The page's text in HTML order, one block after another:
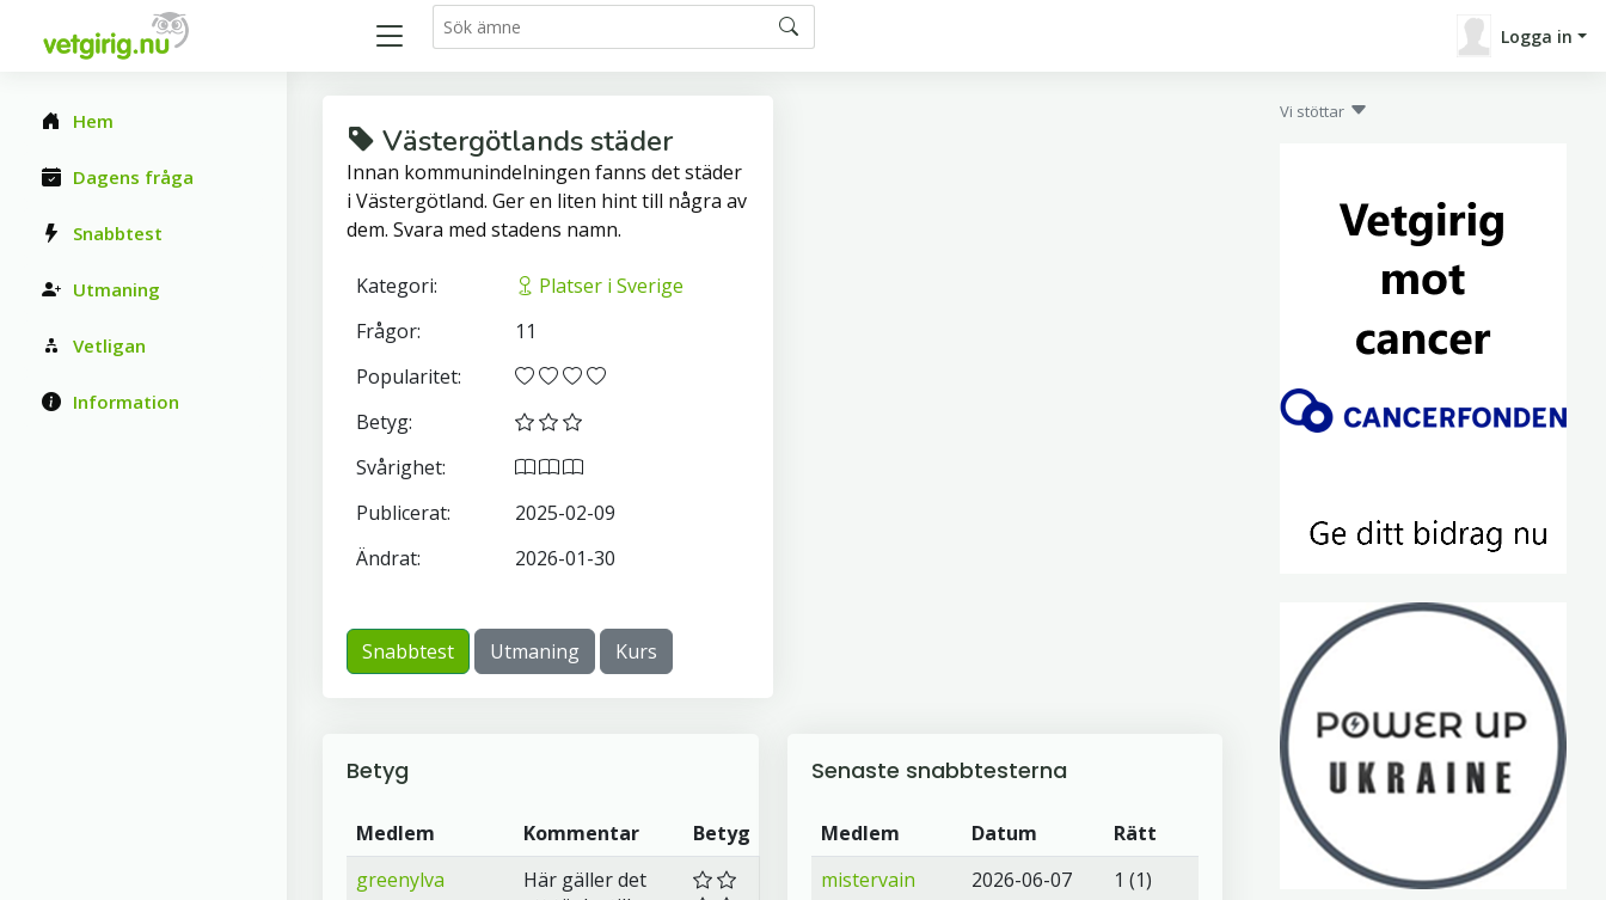
Logga in
Hem
Dagens fråga
Snabbtest
Utmaning
Vetligan
Information
Västergötlands städer
Innan kommunindelningen fanns det städer
i Västergötland. Ger en liten hint till några av
dem. Svara med stadens namn.
Kategori:
Platser i Sverige
Frågor:
11
Popularitet:
Betyg:
Svårighet:
Publicerat:
2025-02-09
Ändrat:
2026-01-30
Snabbtest Utmaning Kurs
Betyg
Medlem Kommentar
Betyg
greenylva
Här gäller det
Senaste snabbtesterna
Medlem Datum
Rätt
mistervain
2026-06-07
1 (1)
Vi stöttar